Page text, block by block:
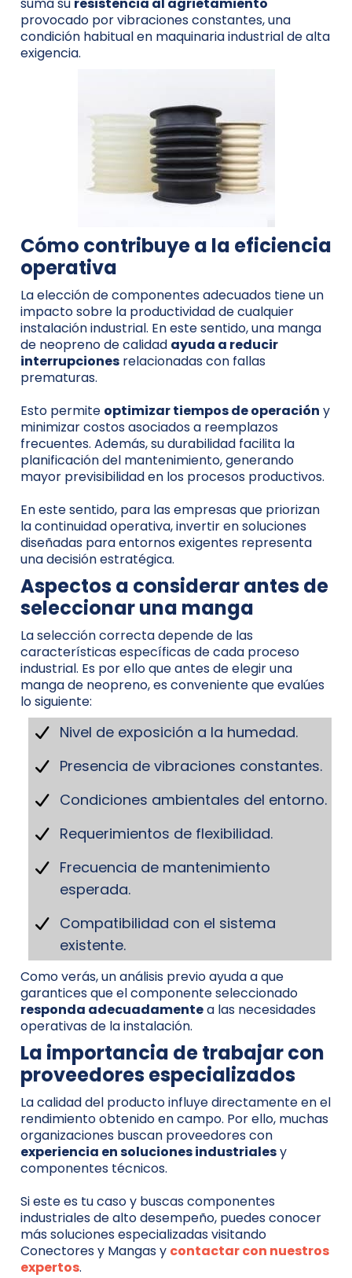
suma su resistencia al agrietamiento
provocado por vibraciones constantes, una
condición habitual en maquinaria industrial de alta
exigencia.
Cómo contribuye a la eficiencia
operativa
La elección de componentes adecuados tiene un
impacto sobre la productividad de cualquier
instalación industrial. En este sentido, una manga
de neopreno de calidad ayuda a reducir
interrupciones relacionadas con fallas
prematuras.
Esto permite optimizar tiempos de operación y
minimizar costos asociados a reemplazos
frecuentes. Además, su durabilidad facilita la
planificación del mantenimiento, generando
mayor previsibilidad en los procesos productivos.
En este sentido, para las empresas que priorizan
la continuidad operativa, invertir en soluciones
diseñadas para entornos exigentes representa
una decisión estratégica.
Aspectos a considerar antes de
seleccionar una manga
La selección correcta depende de las
características específicas de cada proceso
industrial. Es por ello que antes de elegir una
manga de neopreno, es conveniente que evalúes
lo siguiente:
Nivel de exposición a la humedad.
Presencia de vibraciones constantes.
Condiciones ambientales del entorno.
Requerimientos de flexibilidad.
Frecuencia de mantenimiento
esperada.
Compatibilidad con el sistema
existente.
Como verás, un análisis previo ayuda a que
garantices que el componente seleccionado
responda adecuadamentea las necesidades
operativas de la instalación.
La importancia de trabajar con
proveedores especializados
La calidad del producto influye directamente en el
rendimiento obtenido en campo. Por ello, muchas
organizaciones buscan proveedores con
experiencia en soluciones industrialesy
componentes técnicos.
Si este es tu caso y buscas componentes
industriales de alto desempeño, puedes conocer
más soluciones especializadas visitando
Conectores y Mangas y contactar con nuestros
expertos.